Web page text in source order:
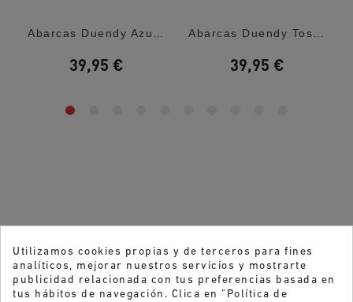
Abarcas Duendy Azul Marino De Piel Con...
39,95 €
Abarcas Duendy Tostadas De Piel Con Suela...
39,95 €
Utilizamos cookies propias y de terceros para fines
analíticos, mejorar nuestros servicios y mostrarte
publicidad relacionada con tus preferencias basada en
tus hábitos de navegación. Clica en "Política de